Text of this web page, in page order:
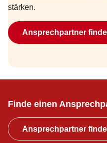
stärken.
Ansprechpartner
Finde einen
Ansprechpartner